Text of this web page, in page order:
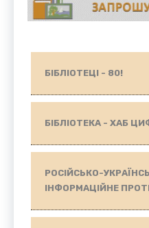
БІБЛІОТЕЦІ - 80!
БІБЛІОТЕКА - ХАБ
РОСІЙСЬКО-
ІНФОРМАЦІЙНЕ